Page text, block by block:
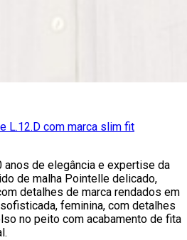
L.12.D com marca slim fit
anos de elegância e expertise da
de malha Pointelle delicado,
detalhes de marca rendados em
feminina, com detalhes
no peito com acabamento de fita